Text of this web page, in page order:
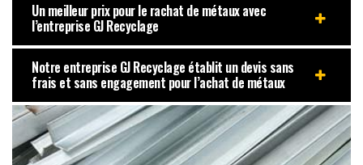
Un meilleur prix pour le rachat de métaux avec
l’entreprise GJ Recyclage
Notre entreprise GJ Recyclage établit un devis sans
frais et sans engagement pour l’achat de métaux